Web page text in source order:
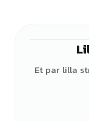
Et par lilla